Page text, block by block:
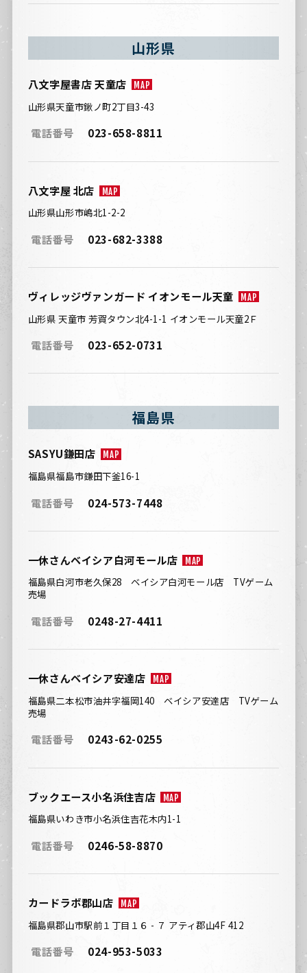
山形県
八文字屋書店 天童店 MAP
山形県天童市鍬ノ町2丁目3-43
電話番号 023-658-8811
八文字屋 北店 MAP
山形県山形市嶋北1-2-2
電話番号 023-682-3388
ヴィレッジヴァンガード イオンモール天童 MAP
山形県 天童市 芳賀タウン北4-1-1 イオンモール天童2Ｆ
電話番号 023-652-0731
福島県
SASYU鎌田店 MAP
福島県福島市鎌田下釜16-1
電話番号 024-573-7448
一休さんベイシア白河モール店 MAP
福島県白河市老久保28 ベイシア白河モール店 TVゲーム
売場
電話番号 0248-27-4411
一休さんベイシア安達店 MAP
福島県二本松市油井字福岡140 ベイシア安達店 TVゲーム
売場
電話番号 0243-62-0255
ブックエース小名浜住吉店 MAP
福島県いわき市小名浜住吉花木内1-1
電話番号 0246-58-8870
カードラボ郡山店 MAP
福島県郡山市駅前１丁目１６ - ７ アティ郡山4F 412
電話番号 024-953-5033